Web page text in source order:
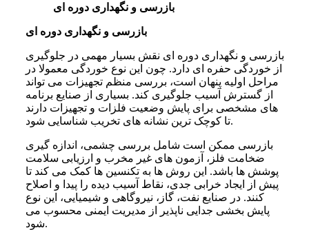
بازرسی و نگهداری دوره ای
بازرسی و نگهداری دوره ای
بازرسی و نگهداری دوره ای نقش بسیار مهمی در جلوگیری
از خوردگی حفره ای دارد. چون این نوع خوردگی معمولا در
مراحل اولیه پنهان است، بررسی منظم تجهیزات می تواند
از گسترش آسیب جلوگیری کند. بسیاری از صنایع برنامه
های مشخصی برای پایش وضعیت فلزات و تجهیزات دارند
تا کوچک ترین نشانه های تخریب شناسایی شود.
بازرسی ممکن است شامل بررسی چشمی، اندازه گیری
ضخامت فلز، آزمون های غیر مخرب و ارزیابی سلامت
پوشش ها باشد. این روش ها به تکنسین ها کمک می کند تا
پیش از ایجاد خرابی جدی، نقاط آسیب دیده را پیدا و اصلاح
کنند. در صنایع نفت، گاز، نیروگاهی و شیمیایی، این نوع
پایش بخشی جدایی ناپذیر از مدیریت ایمنی محسوب می
شود.